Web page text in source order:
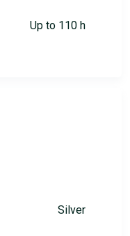
Up to 110 h
Silver